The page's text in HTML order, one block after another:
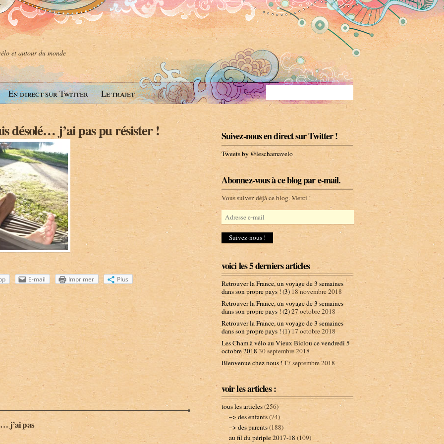
et autour du monde
En direct sur Twitter Le trajet
désolé… j’ai pas pu résister !
E-mail Imprimer Plus
j’ai pas
Suivez-nous en direct sur Twitter !
Tweets by @leschamavelo
Abonnez-vous à ce blog par e-mail.
Vous suivez déjà ce blog. Merci !
d
r
e
e
e
-
m
a
i
l
voici les 5 derniers articles
Retrouver la France, un voyage de 3 semaines
dans son propre pays ! (3) 18 novembre 2018
Retrouver la France, un voyage de 3 semaines
dans son propre pays ! (2)27 octobre 2018
Retrouver la France, un voyage de 3 semaines
dans son propre pays ! (1) 17 octobre 2018
Les Cham à vélo au Vieux Biclou ce vendredi 5
octobre 2018 30 septembre 2018
Bienvenue chez nous ! 17 septembre 2018
voir les articles :
tous les articles(256)
–> des enfants(74)
–> des parents(188)
au fil du périple 2017-18 (109)